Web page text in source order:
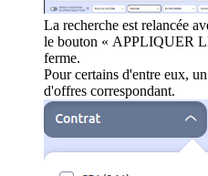
La recherche est relancée
le bouton « APPLIQUER
ferme.
Pour certains d'entre eux,
d'offres correspondant.